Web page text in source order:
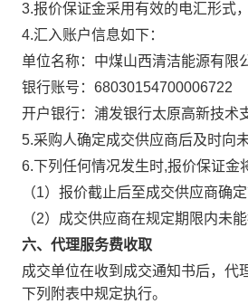
3.报价保证金采用有效的电汇形式
4.汇入账户信息如下：
单位名称：中煤山西清洁能源有限
银行账号：68030154700006722
开户银行：浦发银行太原高新技术
5.采购人确定成交供应商后及时向
6.下列任何情况发生时,报价保证金
（1）报价截止后至成交供应商确
（2）成交供应商在规定期限内未
六、代理服务费收取
成交单位在收到成交通知书后，代
下列附表中规定执行。